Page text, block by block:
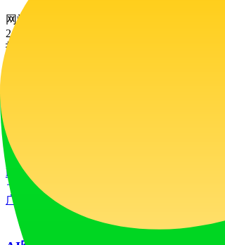
网站流量
2.2K
技术栈
LiftOff 是一个面向创客的产品发布平台，
launch-platform
广告